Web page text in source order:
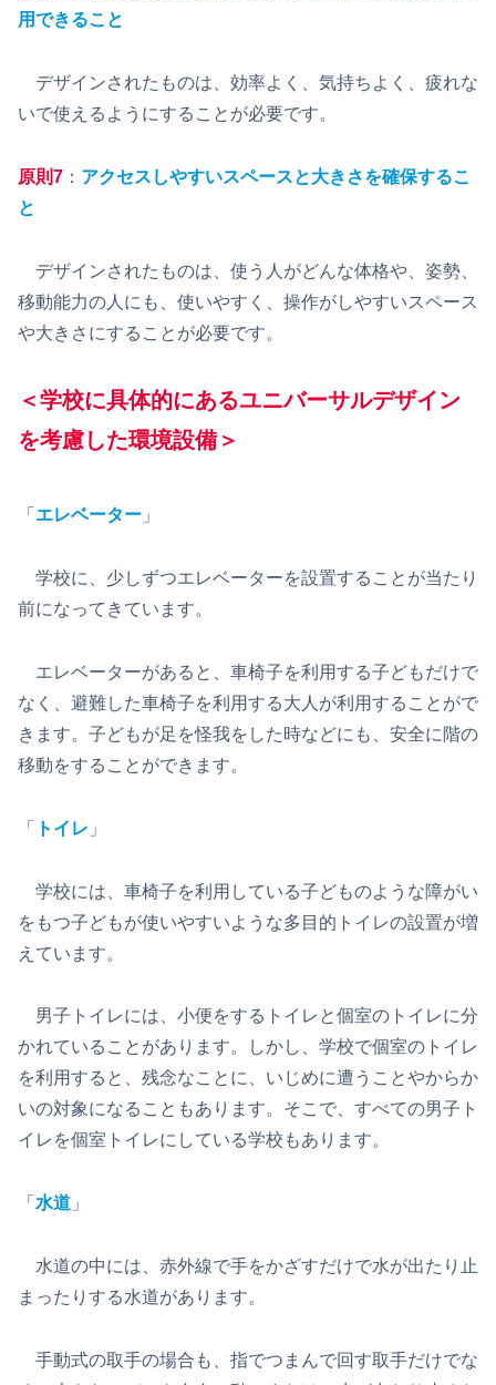
用できること
デザインされたものは、効率よく、気持ちよく、疲れな
いで使えるようにすることが必要です。
原則7 ： アクセスしやすいスペースと大きさを確保するこ
と
デザインされたものは、使う人がどんな体格や、姿勢、
移動能力の人にも、使いやすく、操作がしやすいスペース
や大きさにすることが必要です。
＜学校に具体的にあるユニバーサルデザイン
を考慮した環境設備＞
「 エレベーター 」
学校に、少しずつエレベーターを設置することが当たり
前になってきています。
エレベーターがあると、車椅子を利用する子どもだけで
なく、避難した車椅子を利用する大人が利用することがで
きます。子どもが足を怪我をした時などにも、安全に階の
移動をすることができます。
「 トイレ 」
学校には、車椅子を利用している子どものような障がい
をもつ子どもが使いやすいような多目的トイレの設置が増
えています。
男子トイレには、小便をするトイレと個室のトイレに分
かれていることがあります。しかし、学校で個室のトイレ
を利用すると、残念なことに、いじめに遭うことやからか
いの対象になることもあります。そこで、すべての男子ト
イレを個室トイレにしている学校もあります。
「 水道 」
水道の中には、赤外線で手をかざすだけで水が出たり止
まったりする水道があります。
手動式の取手の場合も、指でつまんで回す取手だけでな